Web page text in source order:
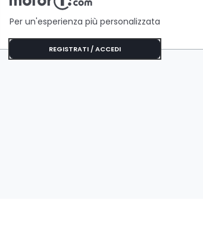
Da Sapere
Per un'esperienza più personalizzata
REGISTRATI / ACCEDI